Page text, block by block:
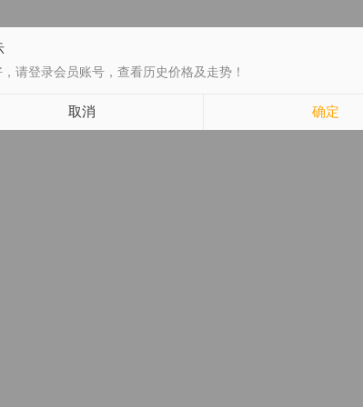
请登录会员账号，查看历史价格及走势！
取消 确定